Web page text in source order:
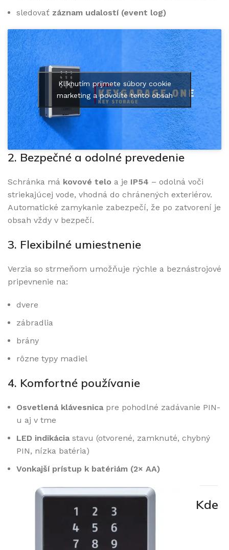
sledovať záznam udalostí (event log)
Kliknutím prijmete súbory cookie
marketing a povolíte tento obsah
2. Bezpečné a odolné prevedenie
Schránka má kovové telo a je IP54 – odolná voči
striekajúcej vode, vhodná do chránených exteriérov.
Automatické zamykanie zabezpečí, že po zatvorení je
obsah vždy v bezpečí.
3. Flexibilné umiestnenie
Verzia so strmeňom umožňuje rýchle a beznástrojové
pripevnenie na:
dvere
zábradlia
brány
rôzne typy madiel
4. Komfortné používanie
Osvetlená klávesnica pre pohodlné zadávanie PIN-
u aj v tme
LED indikácia stavu (otvorené, zamknuté, chybný
PIN, nízka batéria)
Vonkajší prístup k batériám (2× AA)
Kde